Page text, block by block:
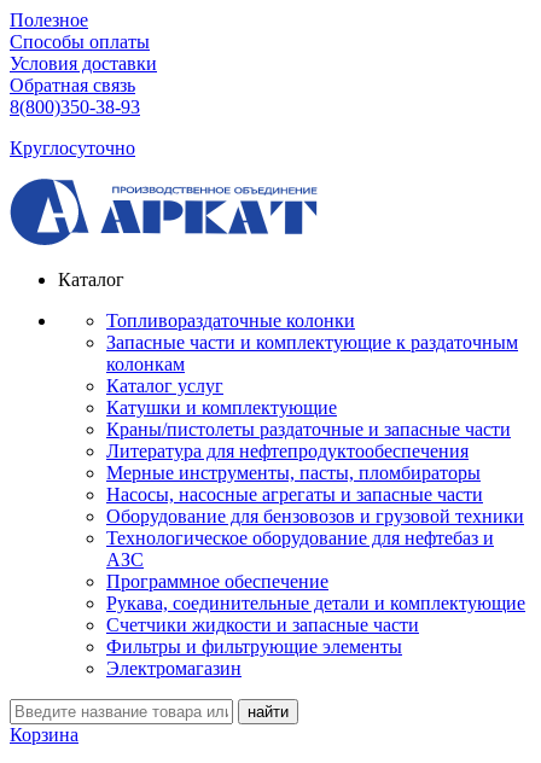
Полезное
Способы оплаты
Условия доставки
Обратная связь
8(800)350-38-93
Круглосуточно
Каталог
Топливораздаточные колонки
Запасные части и комплектующие к раздаточным
колонкам
Каталог услуг
Катушки и комплектующие
Краны/пистолеты раздаточные и запасные части
Литература для нефтепродуктообеспечения
Мерные инструменты, пасты, пломбираторы
Насосы, насосные агрегаты и запасные части
Оборудование для бензовозов и грузовой техники
Технологическое оборудование для нефтебаз и
АЗС
Программное обеспечение
Рукава, соединительные детали и комплектующие
Счетчики жидкости и запасные части
Фильтры и фильтрующие элементы
Электромагазин
Корзина